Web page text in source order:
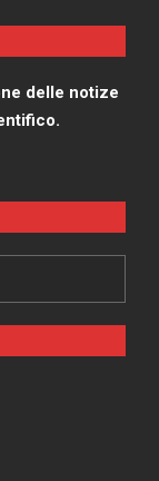
delle notize